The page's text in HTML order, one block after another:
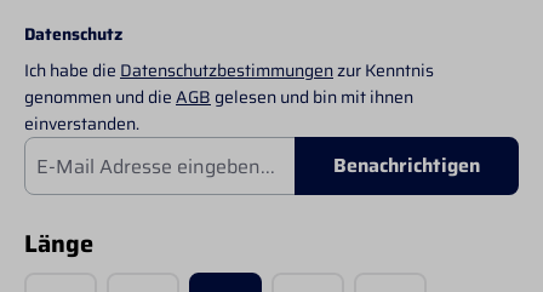
Datenschutz
Ich habe die Datenschutzbestimmungenzur Kenntnis
genommen und dieAGB gelesen und bin mit ihnen
einverstanden.
Benachrichtigen
Längeauswählen